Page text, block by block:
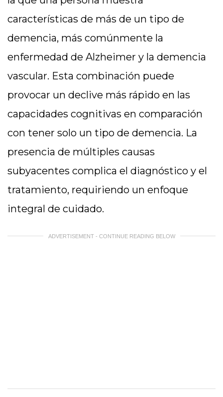
características de más de un tipo de
demencia, más comúnmente la
enfermedad de Alzheimer y la demencia
vascular. Esta combinación puede
provocar un declive más rápido en las
capacidades cognitivas en comparación
con tener solo un tipo de demencia. La
presencia de múltiples causas
subyacentes complica el diagnóstico y el
tratamiento, requiriendo un enfoque
integral de cuidado.
ADVERTISEMENT - CONTINUE READING BELOW